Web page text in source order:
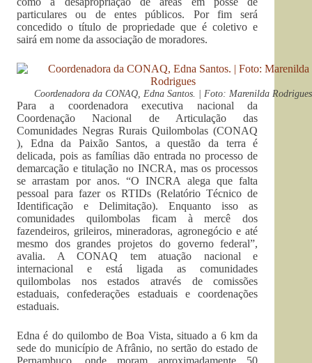
particulares ou de entes públicos. Por fim será
concedido o título de propriedade que é coletivo e
sairá em nome da associação de moradores.
Coordenadora da CONAQ, Edna Santos. | Foto: Marenilda Rodrigues
Para a coordenadora executiva nacional da
Coordenação Nacional de Articulação das
Comunidades Negras Rurais Quilombolas (CONAQ
), Edna da Paixão Santos, a questão da terra é
delicada, pois as famílias dão entrada no processo de
demarcação e titulação no INCRA, mas os processos
se arrastam por anos. “O INCRA alega que falta
pessoal para fazer os RTIDs (Relatório Técnico de
Identificação e Delimitação). Enquanto isso as
comunidades quilombolas ficam à mercê dos
fazendeiros, grileiros, mineradoras, agronegócio e até
mesmo dos grandes projetos do governo federal”,
avalia. A CONAQ tem atuação nacional e
internacional e está ligada as comunidades
quilombolas nos estados através de comissões
estaduais, confederações estaduais e coordenações
estaduais.
Edna é do quilombo de Boa Vista, situado a 6 km da
sede do município de Afrânio, no sertão do estado de
Pernambuco, onde moram aproximadamente 50